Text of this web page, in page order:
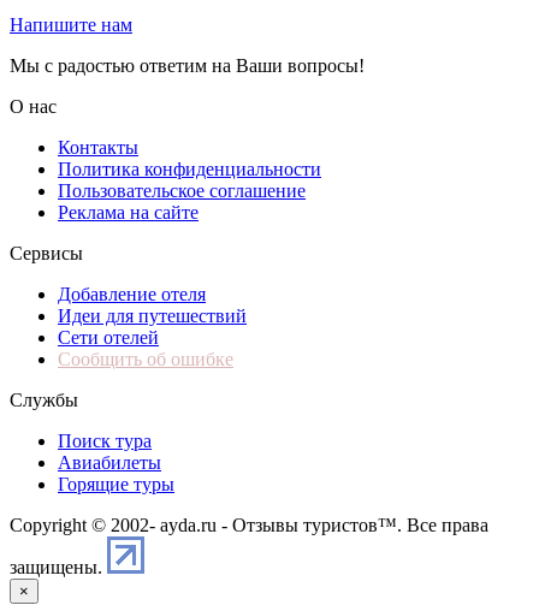
Напишите нам
Мы с радостью ответим на Ваши вопросы!
О нас
Контакты
Политика конфиденциальности
Пользовательское соглашение
Реклама на сайте
Сервисы
Добавление отеля
Идеи для путешествий
Сети отелей
Сообщить об ошибке
Службы
Поиск тура
Авиабилеты
Горящие туры
Copyright © 2002- ayda.ru - Отзывы туристов™. Все права
защищены.
×